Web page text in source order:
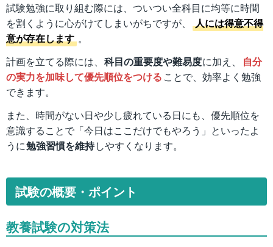
試験勉強に取り組む際には、ついつい全科目に均等に時間
を割くように心がけてしまいがちですが、
人には得意不得
意が存在します 。
計画を立てる際には、 科目の重要度や難易度に加え、
自分
の実力を加味して優先順位をつける ことで、効率よく勉強
できます。
また、時間がない日や少し疲れている日にも、優先順位を
意識することで「今日はここだけでもやろう」といったよ
うに勉強習慣を維持しやすくなります。
試験の概要・ポイント
教養試験の対策法